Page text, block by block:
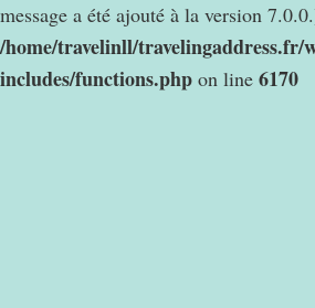
message a été ajouté à la version
/home/travelinll/travelingaddress.fr/
includes/functions.php on line 6170